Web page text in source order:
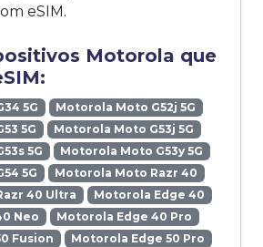
eSIM.
Motorola que
5G
Motorola Moto G52j 5G
5G
Motorola Moto G53j 5G
5G
Motorola Moto G53y 5G
5G
Motorola Moto Razr 40
40 Ultra
Motorola Edge 40
Neo
Motorola Edge 40 Pro
Fusion
Motorola Edge 50 Pro